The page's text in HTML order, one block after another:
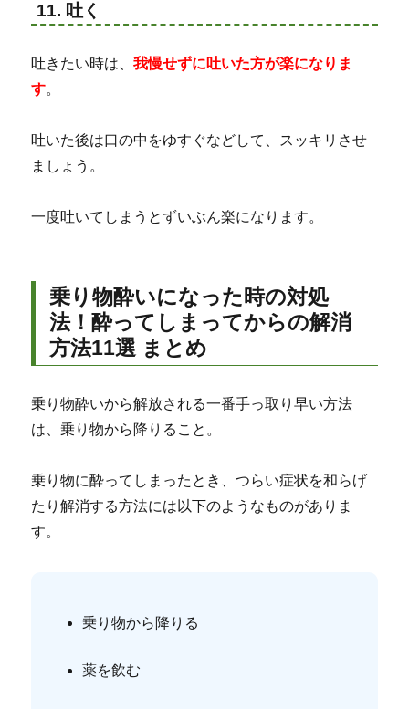
11. 吐く
吐きたい時は、我慢せずに吐いた方が楽になりま
す。
吐いた後は口の中をゆすぐなどして、スッキリさせ
ましょう。
一度吐いてしまうとずいぶん楽になります。
乗り物酔いになった時の対処
法！酔ってしまってからの解消
方法11選 まとめ
乗り物酔いから解放される一番手っ取り早い方法
は、乗り物から降りること。
乗り物に酔ってしまったとき、つらい症状を和らげ
たり解消する方法には以下のようなものがありま
す。
乗り物から降りる
薬を飲む